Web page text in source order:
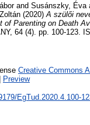
and Susánszky, Éva
(2020) A szülői
Parenting on Death
64 (4). pp. 100-123.
Creative Commons
Preview
EgTud.2020.4.100-